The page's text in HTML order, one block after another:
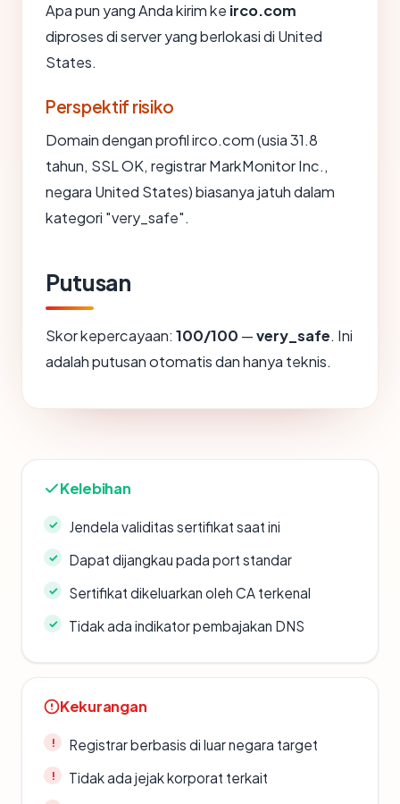
Apa pun yang Anda kirim ke irco.com
diproses di server yang berlokasi di United
States.
Perspektif risiko
Domain dengan profil irco.com (usia 31.8
tahun, SSL OK, registrar MarkMonitor Inc.,
negara United States) biasanya jatuh dalam
kategori "very_safe".
Putusan
Skor kepercayaan: 100/100 —very_safe. Ini
adalah putusan otomatis dan hanya teknis.
Kelebihan
Jendela validitas sertifikat saat ini
Dapat dijangkau pada port standar
Sertifikat dikeluarkan oleh CA terkenal
Tidak ada indikator pembajakan DNS
Kekurangan
Registrar berbasis di luar negara target
Tidak ada jejak korporat terkait